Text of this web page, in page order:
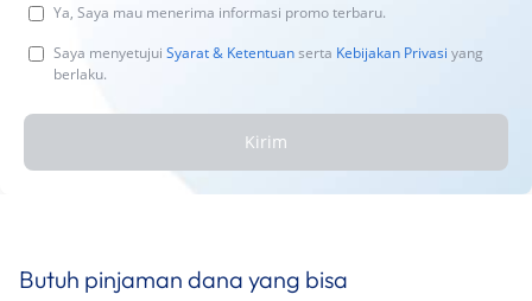
Ya, Saya mau menerima informasi promo terbaru.
Saya menyetujui Syarat & Ketentuanserta Kebijakan Privasi yang
berlaku.
Kirim
Butuh pinjaman dana yang bisa